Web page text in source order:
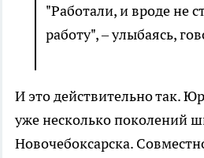
"Работали, и вроде не
работу", – улыбаясь,
И это действительно так.
уже несколько поколений
Новочебоксарска.